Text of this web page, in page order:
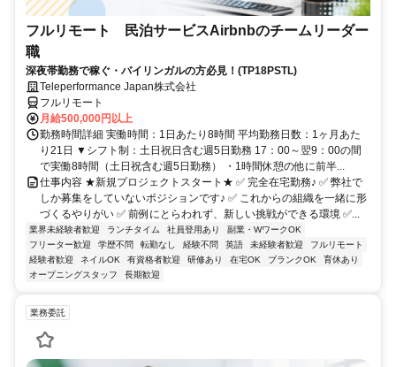
フルリモート 民泊サービスAirbnbのチームリーダー
職
深夜帯勤務で稼ぐ・バイリンガルの方必見！(TP18PSTL)
Teleperformance Japan株式会社
フルリモート
月給500,000円以上
勤務時間詳細 実働時間：1日あたり8時間 平均勤務日数：1ヶ月あた
り21日 ▼シフト制：土日祝日含む週5日勤務 17：00～翌9：00の間
で実働8時間（土日祝含む週5日勤務） ・1時間休憩の他に前半...
仕事内容 ★新規プロジェクトスタート★ ✅ 完全在宅勤務♪ ✅ 弊社で
しか募集をしていないポジションです♪ ✅ これからの組織を一緒に形
づくるやりがい ✅ 前例にとらわれず、新しい挑戦ができる環境 ✅...
業界未経験者歓迎 ランチタイム 社員登用あり
副業・WワークOK
フリーター歓迎
学歴不問 転勤なし 経験不問 英語 未経験者歓迎
フルリモート
経験者歓迎
ネイルOK 有資格者歓迎 研修あり 在宅OK ブランクOK
育休あり
オープニングスタッフ
長期歓迎
業務委託